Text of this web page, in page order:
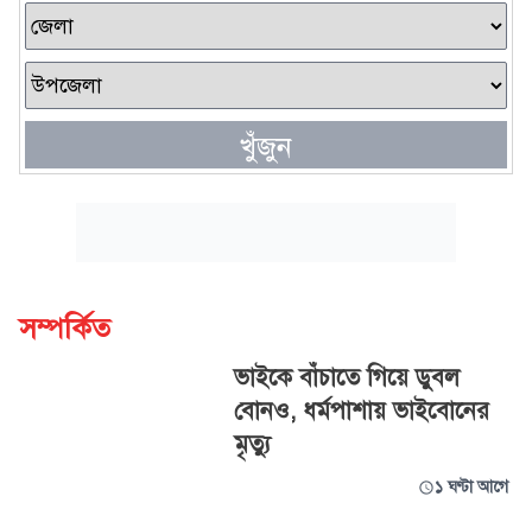
খুঁজুন
সম্পর্কিত
ভাইকে বাঁচাতে গিয়ে ডুবল
বোনও, ধর্মপাশায় ভাইবোনের
মৃত্যু
১ ঘণ্টা আগে